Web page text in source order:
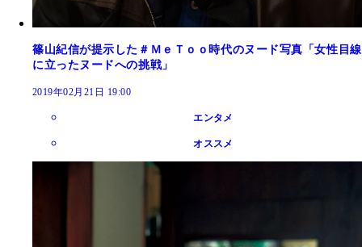
篠山紀信が提示した＃ＭｅＴｏｏ時代のヌード写真「女性目線
に立ったヌードへの挑戦」
2019年02月21日 19:00
エンタメ
オススメ